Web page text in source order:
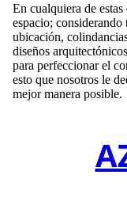
En cualquiera de estas
espacio;
ubicación,
diseños
para perfeccionar el
esto que nosotros le
mejor manera posible.